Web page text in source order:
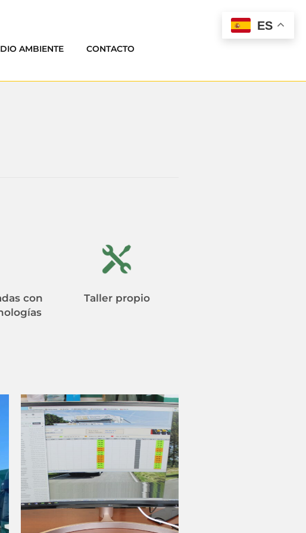
AMBIENTE CONTACTO
con
Taller propio
ES